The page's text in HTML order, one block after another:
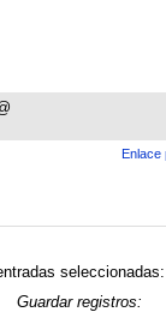
Enlace
seleccionadas:
Guardar registros: